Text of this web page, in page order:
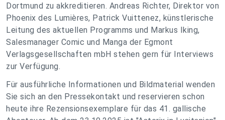
Dortmund zu akkreditieren. Andreas Richter, Direktor von
Phoenix des Lumières, Patrick Vuittenez, künstlerische
Leitung des aktuellen Programms und Markus Iking,
Salesmanager Comic und Manga der Egmont
Verlagsgesellschaften mbH stehen gern für Interviews
zur Verfügung.
Für ausführliche Informationen und Bildmaterial wenden
Sie sich an den Pressekontakt und reservieren schon
heute ihre Rezensionsexemplare für das 41. gallische